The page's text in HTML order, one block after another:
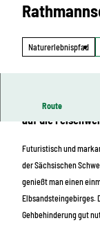
Naturerlebnispfad
Route
Aussichtsturm
auf die
Futuristisch und
der Sächsischen
genießt man einen
Elbsandsteingebirges.
Gehbehinderung gut